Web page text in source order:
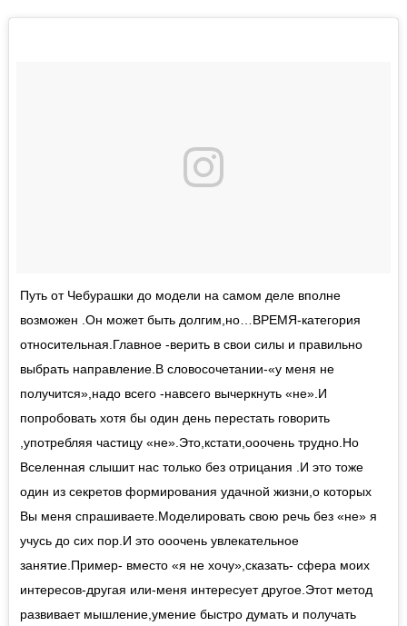
Путь от Чебурашки до модели на самом деле вполне
возможен .Он может быть долгим,но…ВРЕМЯ-категория
относительная.Главное -верить в свои силы и правильно
выбрать направление.В словосочетании-«у меня не
получится»,надо всего -навсего вычеркнуть «не».И
попробовать хотя бы один день перестать говорить
,употребляя частицу «не».Это,кстати,ооочень трудно.Но
Вселенная слышит нас только без отрицания .И это тоже
один из секретов формирования удачной жизни,о которых
Вы меня спрашиваете.Моделировать свою речь без «не» я
учусь до сих пор.И это ооочень увлекательное
занятие.Пример- вместо «я не хочу»,сказать- сфера моих
интересов-другая или-меня интересует другое.Этот метод
развивает мышление,умение быстро думать и получать